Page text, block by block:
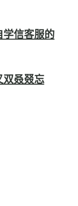
学信客服的
双叒叕忘